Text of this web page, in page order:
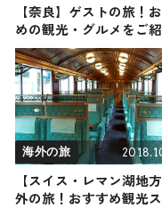
【奈良】ゲストの旅！
めの観光・グルメをご
海外の旅
【スイス・レマン湖地
外の旅！おすすめ観光